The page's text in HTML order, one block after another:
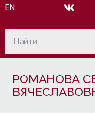
EN
РОМАНОВА